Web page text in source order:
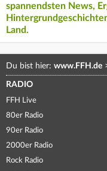
spannendsten News,
Land.
Du bist hier: www.FFH.de
RADIO
FFH Live
80er Radio
90er Radio
2000er Radio
Rock Radio